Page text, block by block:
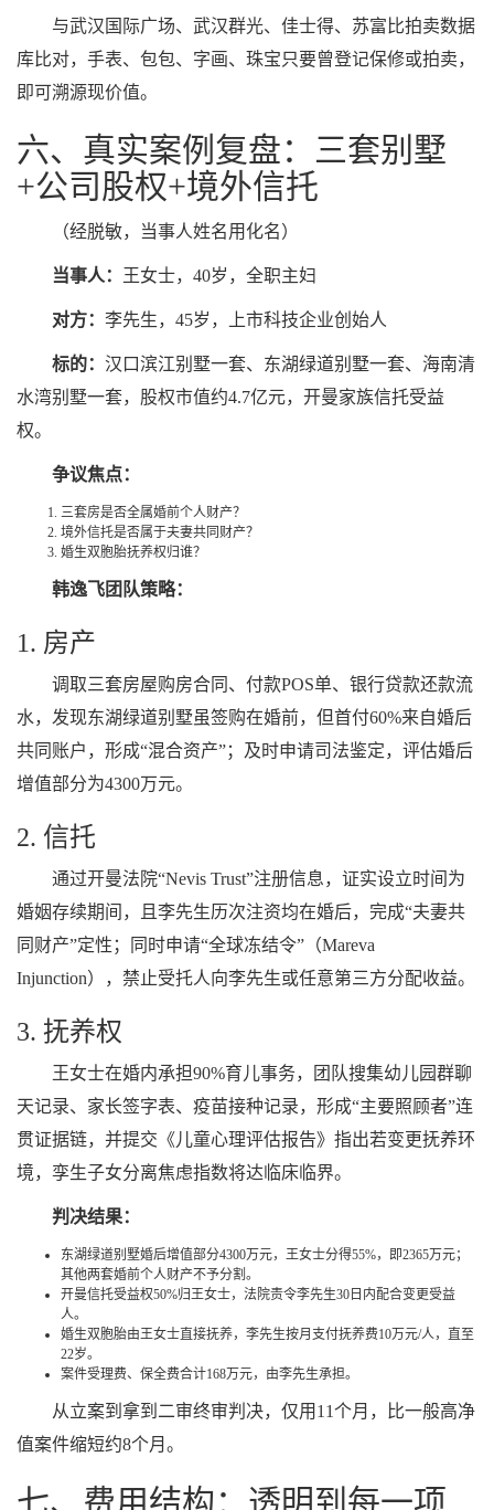
与武汉国际广场、武汉群光、佳士得、苏富比拍卖数据
库比对，手表、包包、字画、珠宝只要曾登记保修或拍卖，
即可溯源现价值。
六、真实案例复盘：三套别墅
+公司股权+境外信托
（经脱敏，当事人姓名用化名）
当事人： 王女士，40岁，全职主妇
对方： 李先生，45岁，上市科技企业创始人
标的： 汉口滨江别墅一套、东湖绿道别墅一套、海南清
水湾别墅一套，股权市值约4.7亿元，开曼家族信托受益
权。
争议焦点：
三套房是否全属婚前个人财产？
境外信托是否属于夫妻共同财产？
婚生双胞胎抚养权归谁？
韩逸飞团队策略：
1. 房产
调取三套房屋购房合同、付款POS单、银行贷款还款流
水，发现东湖绿道别墅虽签购在婚前，但首付60%来自婚后
共同账户，形成“混合资产”；及时申请司法鉴定，评估婚后
增值部分为4300万元。
2. 信托
通过开曼法院“Nevis Trust”注册信息，证实设立时间为
婚姻存续期间，且李先生历次注资均在婚后，完成“夫妻共
同财产”定性；同时申请“全球冻结令”（Mareva
Injunction），禁止受托人向李先生或任意第三方分配收益。
3. 抚养权
王女士在婚内承担90%育儿事务，团队搜集幼儿园群聊
天记录、家长签字表、疫苗接种记录，形成“主要照顾者”连
贯证据链，并提交《儿童心理评估报告》指出若变更抚养环
境，孪生子女分离焦虑指数将达临床临界。
判决结果：
东湖绿道别墅婚后增值部分4300万元，王女士分得55%，即2365万元；
其他两套婚前个人财产不予分割。
开曼信托受益权50%归王女士，法院责令李先生30日内配合变更受益
人。
婚生双胞胎由王女士直接抚养，李先生按月支付抚养费10万元/人，直至
22岁。
案件受理费、保全费合计168万元，由李先生承担。
从立案到拿到二审终审判决，仅用11个月，比一般高净
值案件缩短约8个月。
七、费用结构：透明到每一项